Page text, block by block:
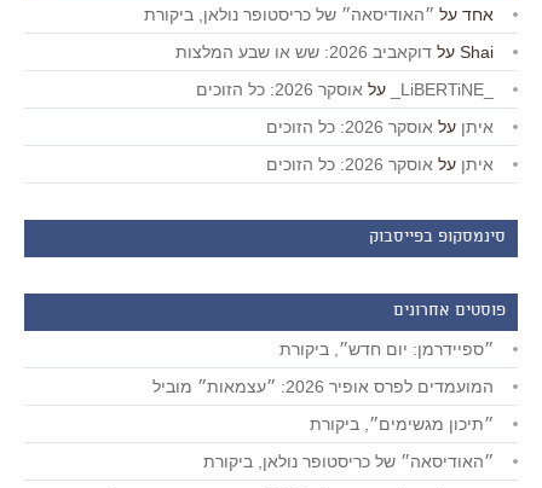
אחד על ״האודיסאה״ של כריסטופר נולאן, ביקורת
Shai על דוקאביב 2026: שש או שבע המלצות
על אוסקר 2026: כל הזוכים
איתן על אוסקר 2026: כל הזוכים
איתן על אוסקר 2026: כל הזוכים
סינמסקופ בפייסבוק
פוסטים אחרונים
״ספיידרמן: יום חדש״, ביקורת
המועמדים לפרס אופיר 2026: ״עצמאות״ מוביל
״תיכון מגשימים״, ביקורת
״האודיסאה״ של כריסטופר נולאן, ביקורת